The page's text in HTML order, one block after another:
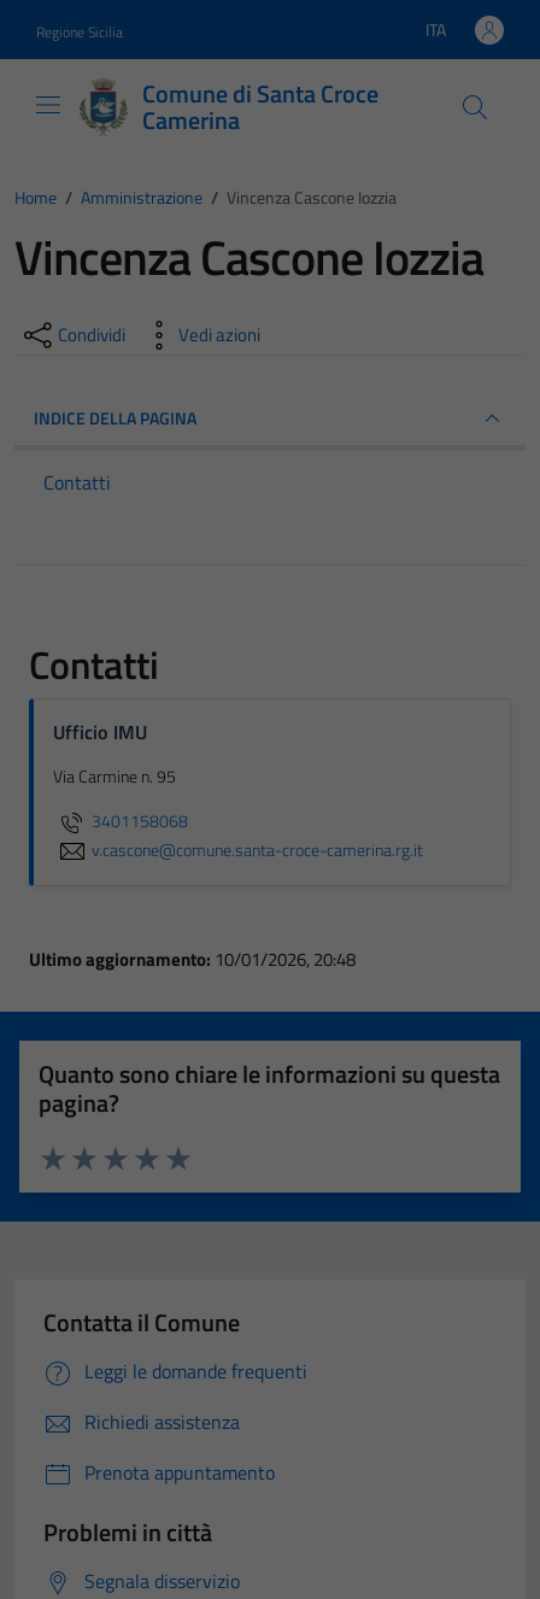
Regione Sicilia Lingua attiva:
ITA
Comune di Santa Croce
Camerina
Home / Amministrazione / Vincenza Cascone Iozzia
Vincenza Cascone Iozzia
Condividi Vedi azioni
INDICE DELLA PAGINA
Contatti
Contatti
Ufficio IMU
Via Carmine n. 95
3401158068
v.cascone@comune.santa-croce-camerina.rg.it
Ultimo aggiornamento: 10/01/2026, 20:48
Quanto sono chiare le informazioni su questa
pagina?
Valuta 5 stelle su 5
Valuta 4 stelle su 5
Valuta 3 stelle su 5
Valuta 2 stelle su 5
Valuta 1 stelle su 5
Contatta il Comune
Leggi le domande frequenti
Richiedi assistenza
Prenota appuntamento
Problemi in città
Segnala disservizio